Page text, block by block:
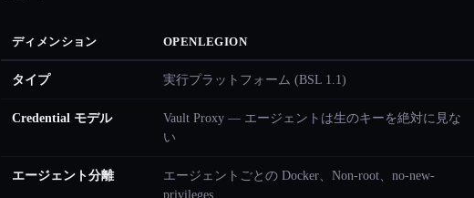
ディメンション OPENLEGION
タイプ 実行プラットフォーム (BSL 1.1)
Credential モデル
Vault Proxy — エージェントは生のキーを絶対に見な
い
エージェント分離
エージェントごとの Docker、Non-root、no-new-
privileges